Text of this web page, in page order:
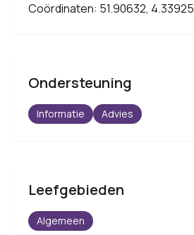
Coördinaten: 51.90632, 4.33925
Ondersteuning
Informatie Advies
Leefgebieden
Algemeen